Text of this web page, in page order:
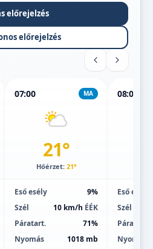
előrejelzés
előrejelzés
07:00 MA
21°
Hőérzet: 21°
Eső esély
9%
Szél
10 km/h ÉÉK
Páratart.
71%
Nyomás
1018 mb
08:00
Eső esély
Szél
Páratart.
Nyomás